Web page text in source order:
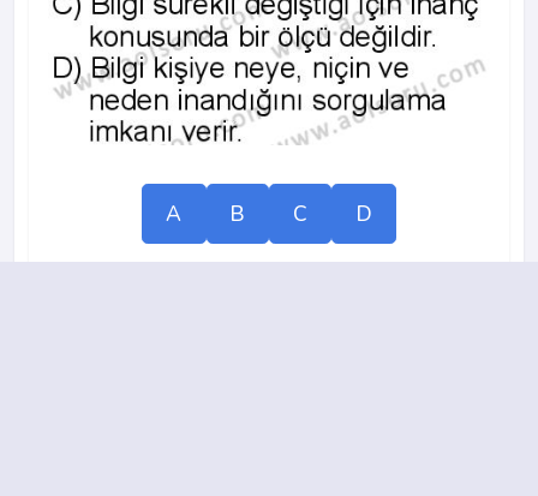
A B C D